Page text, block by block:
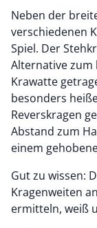
Neben der
verschiedenen
Spiel. Der
Alternative zum
Krawatte
besonders
Reverskragen
Abstand zum
einem
Gut zu wissen:
Kragenweiten
ermitteln, weiß